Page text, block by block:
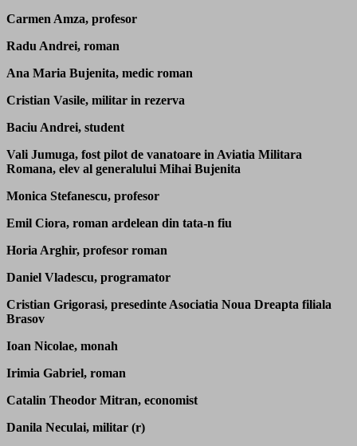
Carmen Amza, profesor
Radu Andrei, roman
Ana Maria Bujenita, medic roman
Cristian Vasile, militar in rezerva
Baciu Andrei, student
Vali Jumuga, fost pilot de vanatoare in Aviatia Militara
Romana, elev al generalului Mihai Bujenita
Monica Stefanescu, profesor
Emil Ciora, roman ardelean din tata-n fiu
Horia Arghir, profesor roman
Daniel Vladescu, programator
Cristian Grigorasi, presedinte Asociatia Noua Dreapta filiala
Brasov
Ioan Nicolae, monah
Irimia Gabriel, roman
Catalin Theodor Mitran, economist
Danila Neculai, militar (r)